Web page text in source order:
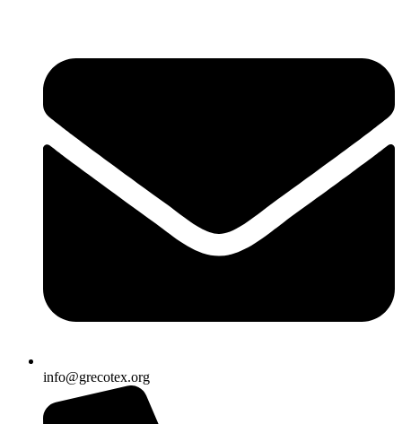
info@grecotex.org